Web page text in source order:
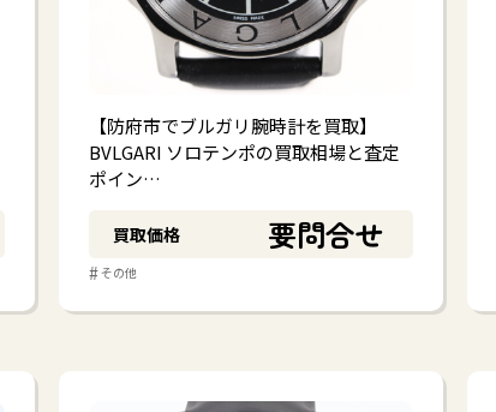
# その他
セイコー/カシオ #
【防府市でブルガリ腕時計を買取】
BVLGARI ソロテンポの買取相場と査定
ポイン…
買取価格 要問合せ
#その他